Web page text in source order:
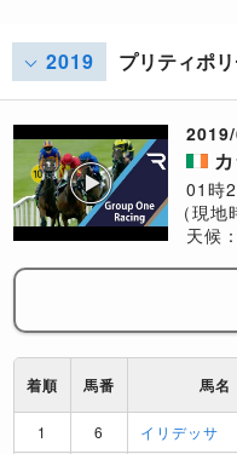
2019 プリティポ
カ
01時
（現
天候：
着順 馬番 馬名
1 6 イリデッサ